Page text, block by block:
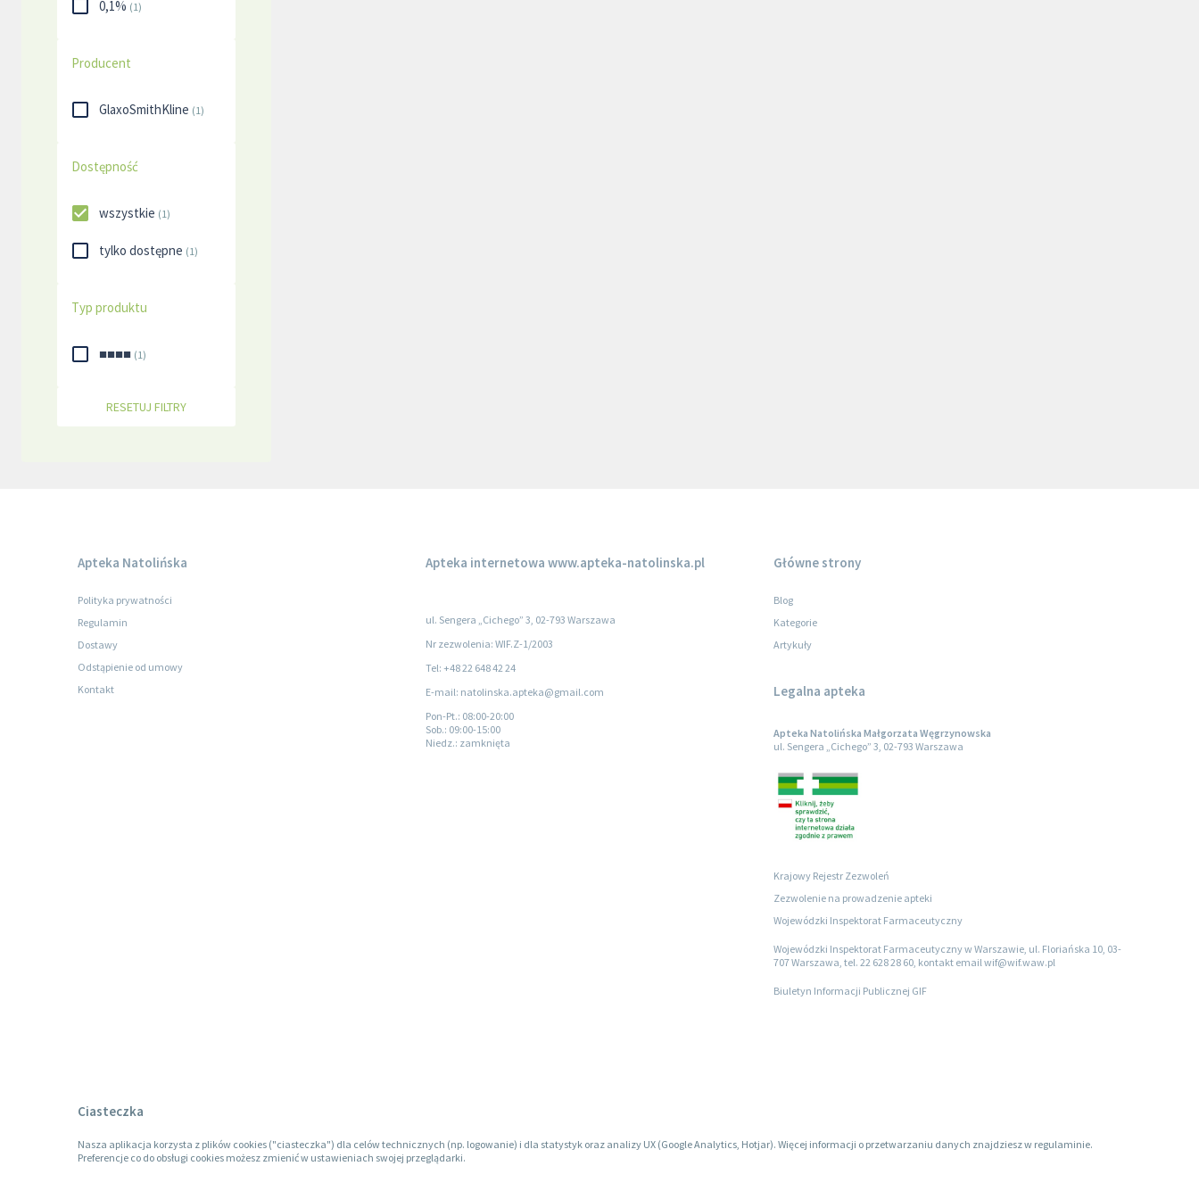
0,1% (1)
Producent
GlaxoSmithKline (1)
Dostępność
wszystkie (1)
tylko dostępne (1)
Typ produktu
■■■■ (1)
RESETUJ FILTRY
Apteka Natolińska
Polityka prywatności
Regulamin
Dostawy
Odstąpienie od umowy
Kontakt
Apteka internetowa www.apteka-natolinska.pl
ul. Sengera „Cichego” 3, 02-793 Warszawa
Nr zezwolenia: WIF.Z-1/2003
Tel: +48 22 648 42 24
E-mail: natolinska.apteka@gmail.com
Pon-Pt.: 08:00-20:00
Sob.: 09:00-15:00
Niedz.: zamknięta
Główne strony
Blog
Kategorie
Artykuły
Legalna apteka
Apteka Natolińska Małgorzata Węgrzynowska
ul. Sengera „Cichego” 3, 02-793 Warszawa
Krajowy Rejestr Zezwoleń
Zezwolenie na prowadzenie apteki
Wojewódzki Inspektorat Farmaceutyczny
Wojewódzki Inspektorat Farmaceutyczny w Warszawie, ul. Floriańska 10, 03-
707 Warszawa, tel. 22 628 28 60, kontakt email wif@wif.waw.pl
Biuletyn Informacji Publicznej GIF
Ciasteczka
Nasza aplikacja korzysta z plików cookies ("ciasteczka") dla celów technicznych (np. logowanie) i dla statystyk oraz analizy UX (Google Analytics, Hotjar). Więcej informacji o przetwarzaniu danych znajdziesz w regulaminie.
Preferencje co do obsługi cookies możesz zmienić w ustawieniach swojej przeglądarki.